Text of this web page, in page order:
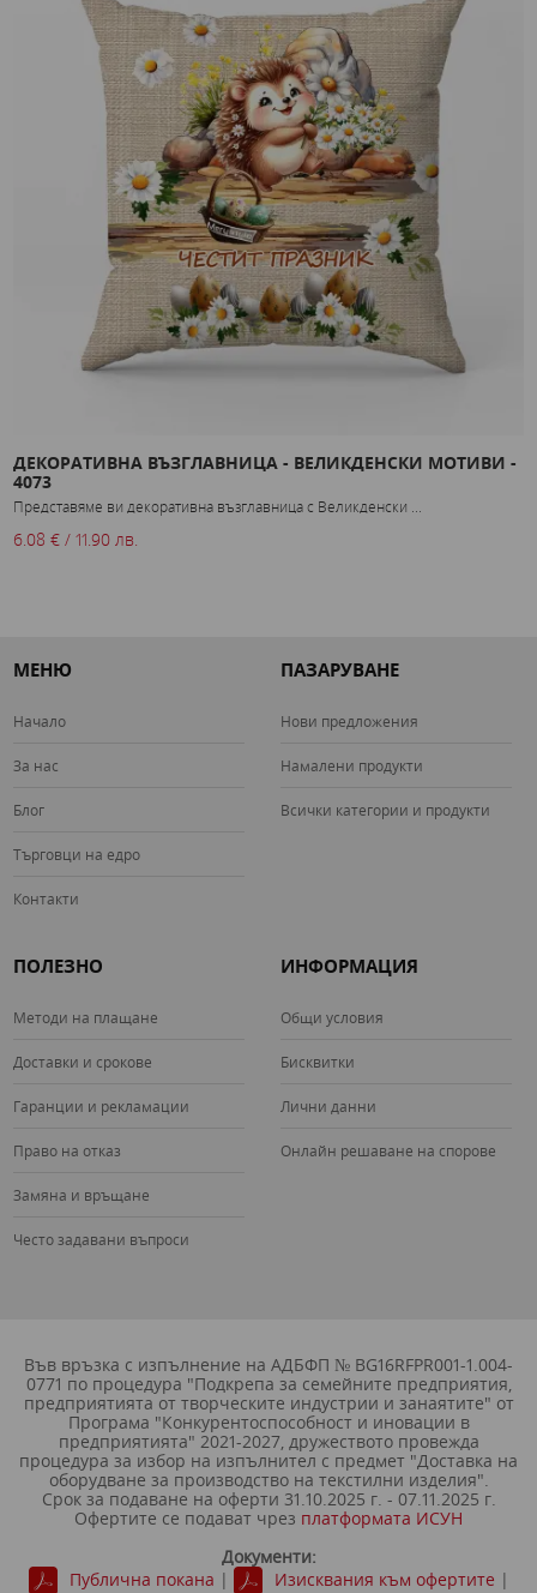
ДЕКОРАТИВНА ВЪЗГЛАВНИЦА - ВЕЛИКДЕНСКИ МОТИВИ -
4073
Представяме ви декоративна възглавница с Великденски ...
6.08 € / 11.90 лв.
МЕНЮ
Начало
За нас
Блог
Търговци на едро
Контакти
ПАЗАРУВАНЕ
Нови предложения
Намалени продукти
Всички категории и продукти
ПОЛЕЗНО
Методи на плащане
Доставки и срокове
Гаранции и рекламации
Право на отказ
Замяна и връщане
Често задавани въпроси
ИНФОРМАЦИЯ
Общи условия
Бисквитки
Лични данни
Онлайн решаване на спорове
Във връзка с изпълнение на АДБФП № BG16RFPR001-1.004-
0771 по процедура "Подкрепа за семейните предприятия,
предприятията от творческите индустрии и занаятите" от
Програма "Конкурентоспособност и иновации в
предприятията" 2021-2027, дружеството провежда
процедура за избор на изпълнител с предмет "Доставка на
оборудване за производство на текстилни изделия".
Срок за подаване на оферти 31.10.2025 г. - 07.11.2025 г.
Офертите се подават чрез платформата ИСУН
Документи:
Публична покана | Изисквания към офертите |